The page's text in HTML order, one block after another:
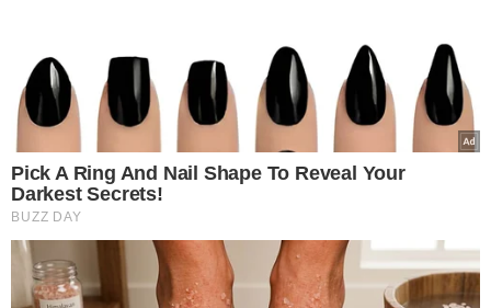
Brasil, com ACM Neto como 1º vice-presidente e o
senador Davi Alcolumbre (AP) como secretário-geral.
No final de fevereiro, Rueda apresentou uma
representação criminal contra Bivar à Delegacia Especial
de Crimes Cibernéticos da Polícia Civil do Distrito Federal,
acusando-o de ameaça. Um vídeo de uma conversa
telefônica entre Rueda e Bivar, no qual este último
supostamente faz ameaças, foi apresentado como
evidência.
A bancada do União Brasil no Congresso Nacional
anunciou que pedirá à Polícia Federal que investigue o